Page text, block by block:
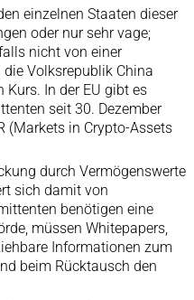
einzelnen Staaten dieser
oder nur sehr vage;
nicht von einer
Volksrepublik China
In der EU gibt es
seit 30. Dezember
(Markets in Crypto-Assets
durch Vermögenswerte
sich damit von
benötigen eine
müssen Whitepapers,
Informationen zum
beim Rücktausch den